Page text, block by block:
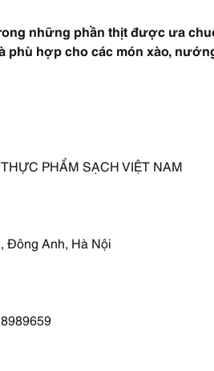
những phần thịt được ưa
phù hợp cho các món xào,
PHẨM SẠCH VIỆT NAM
Đông Anh, Hà Nội